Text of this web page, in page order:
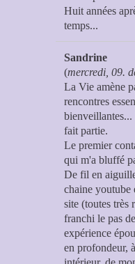
Huit années
temps...
Sandrine
(mercredi, 09.
La Vie amène
rencontres
bienveillantes...
fait partie.
Le premier
qui m'a bluffé
De fil en
chaine youtube
site (toutes très
franchi le pas
expérience
en profondeur,